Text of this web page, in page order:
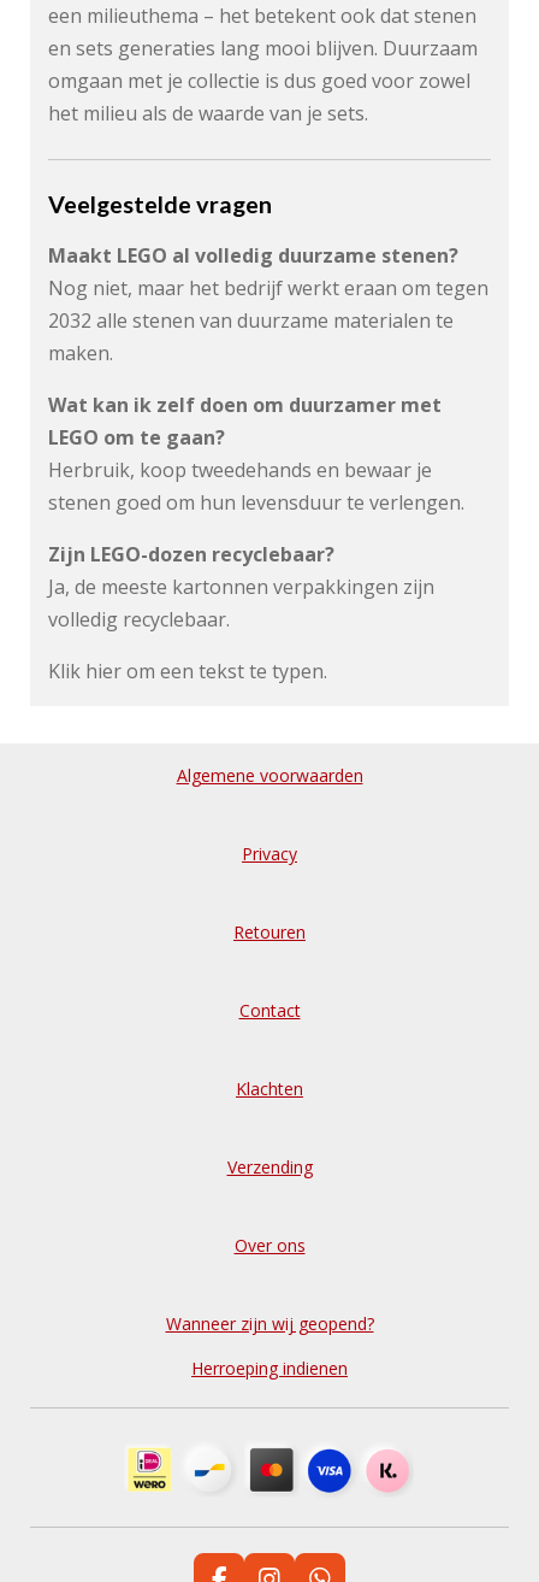
een milieuthema – het betekent ook dat stenen
en sets generaties lang mooi blijven. Duurzaam
omgaan met je collectie is dus goed voor zowel
het milieu als de waarde van je sets.
Veelgestelde vragen
Maakt LEGO al volledig duurzame stenen?
Nog niet, maar het bedrijf werkt eraan om tegen
2032 alle stenen van duurzame materialen te
maken.
Wat kan ik zelf doen om duurzamer met
LEGO om te gaan?
Herbruik, koop tweedehands en bewaar je
stenen goed om hun levensduur te verlengen.
Zijn LEGO-dozen recyclebaar?
Ja, de meeste kartonnen verpakkingen zijn
volledig recyclebaar.
Klik hier om een tekst te typen.
Algemene voorwaarden
Privacy
Retouren
Contact
Klachten
Verzending
Over ons
Wanneer zijn wij geopend?
Herroeping indienen